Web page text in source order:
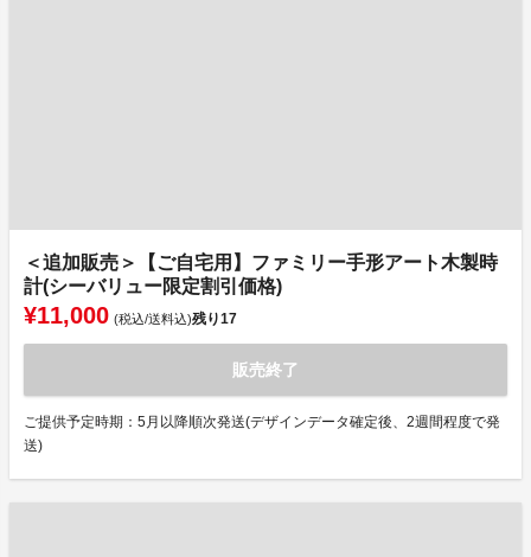
＜追加販売＞【ご自宅用】ファミリー手形アート木製時
計(シーバリュー限定割引価格)
¥11,000 (税込/送料込)残り17
販売終了
ご提供予定時期：5月以降順次発送(デザインデータ確定後、2週間程度で発
送)